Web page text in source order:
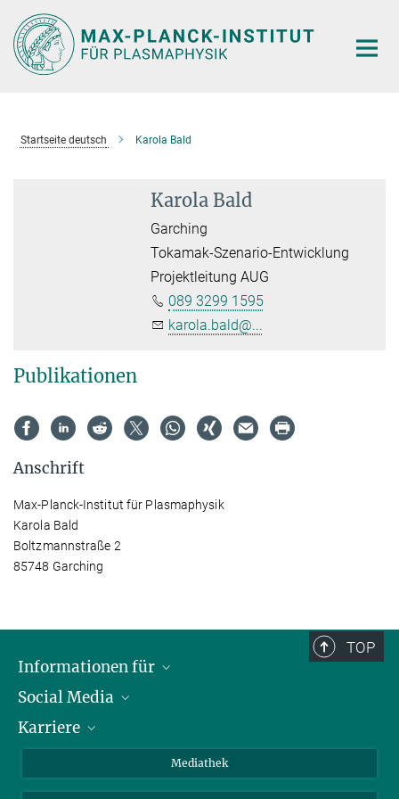
Hauptinhalt
Startseite deutsch Karola Bald
Karola Bald
Garching
Tokamak-Szenario-Entwicklung
Projektleitung AUG
089 3299 1595
karola.bald@...
Publikationen
Anschrift
Max-Planck-Institut für Plasmaphysik
Karola Bald
Boltzmannstraße 2
85748 Garching
TOP
Informationen für
Journalisten
Schule
Social Media
LinkedIn
Karriere
Mediathek